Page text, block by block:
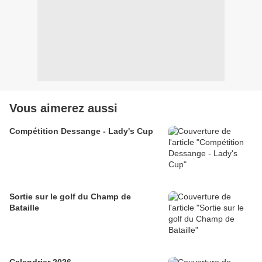
Vous aimerez aussi
Compétition Dessange - Lady's Cup
Sortie sur le golf du Champ de
Bataille